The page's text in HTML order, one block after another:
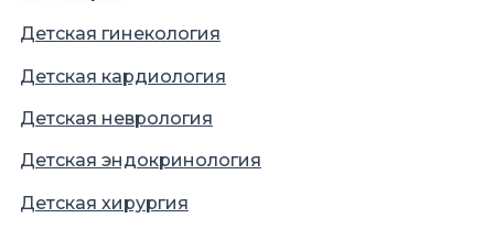
Детская гинекология
Детская кардиология
Детская неврология
Детская эндокринология
Детская хирургия